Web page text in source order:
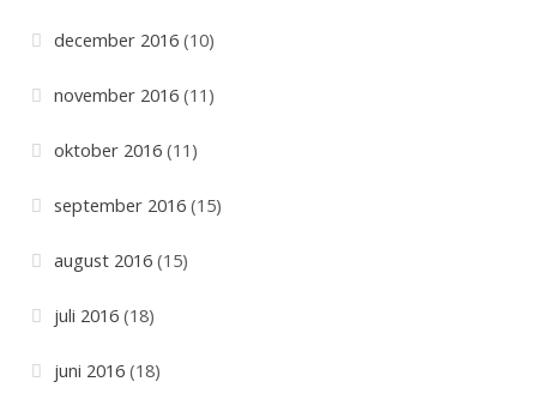
december 2016(10)
november 2016(11)
oktober 2016(11)
september 2016(15)
august 2016(15)
juli 2016(18)
juni 2016(18)